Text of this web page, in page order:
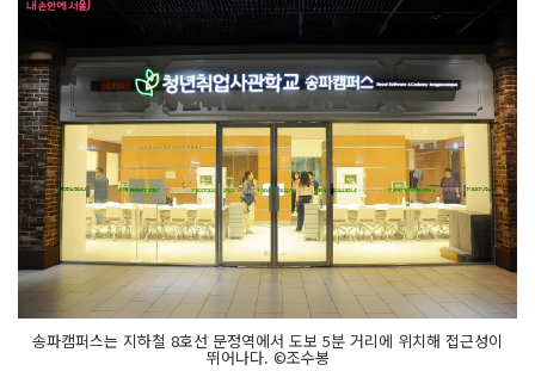
송파캠퍼스는 지하철 8호선 문정역에서 도보 5분 거리에 위치해 접근성이
뛰어나다. ©조수봉